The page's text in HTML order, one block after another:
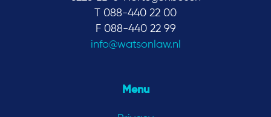
T 088-440 22 00
F 088-440 22 99
info@watsonlaw.nl
Menu